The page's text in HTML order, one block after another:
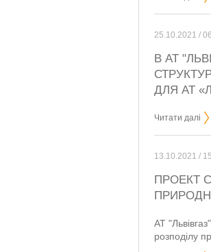
25.10.2021 /
В АТ
ДЛЯ АТ
Читати далі
13.10.2021 /
ПРОЕКТ
АТ
розподілу